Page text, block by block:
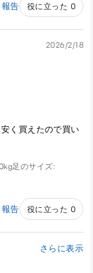
報告 役に立った 0
2026/2/18
く買えたので買い
足のサイズ:
報告 役に立った 0
さらに表示